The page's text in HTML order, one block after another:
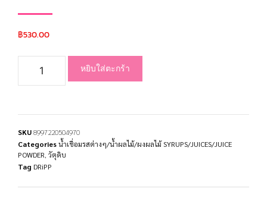
฿530.00
หยิบใส่ตะกร้า
SKU8997220504970
Categoriesน้ำเชื่อมรสต่างๆ/น้ำผลไม้/ผงผลไม้ SYRUPS/JUICES/JUICE
POWDER วัตุดิบ
Tag DRiPP